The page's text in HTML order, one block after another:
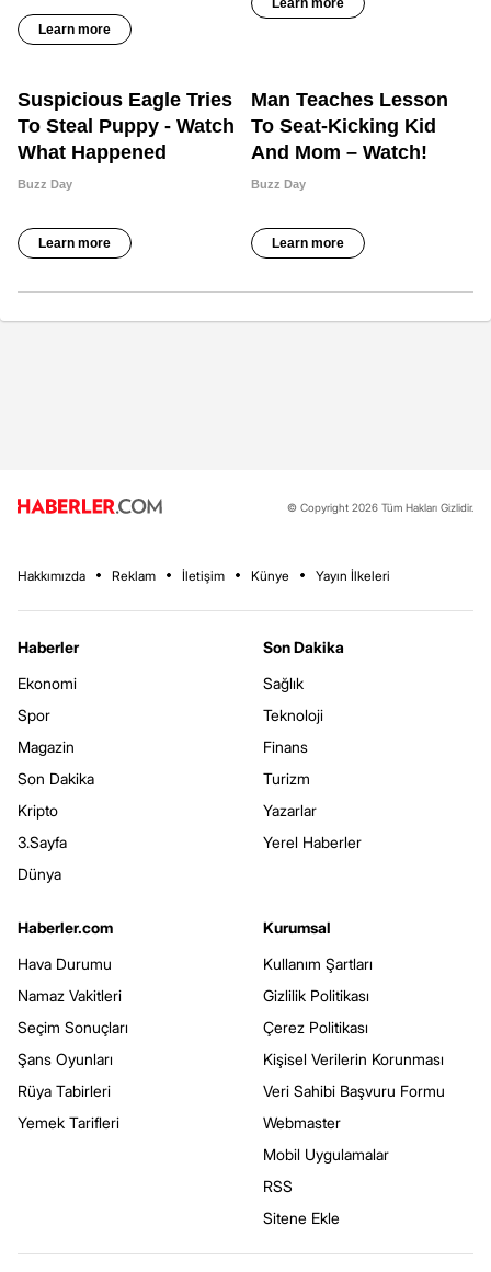
© Copyright 2026 Tüm Hakları Gizlidir.
Hakkımızda Reklam İletişim Künye Yayın İlkeleri
Haberler
Ekonomi
Spor
Magazin
Son Dakika
Kripto
3.Sayfa
Dünya
Son Dakika
Sağlık
Teknoloji
Finans
Turizm
Yazarlar
Yerel Haberler
Haberler.com
Hava Durumu
Namaz Vakitleri
Seçim Sonuçları
Şans Oyunları
Rüya Tabirleri
Yemek Tarifleri
Kurumsal
Kullanım Şartları
Gizlilik Politikası
Çerez Politikası
Kişisel Verilerin Korunması
Veri Sahibi Başvuru Formu
Webmaster
Mobil Uygulamalar
RSS
Sitene Ekle